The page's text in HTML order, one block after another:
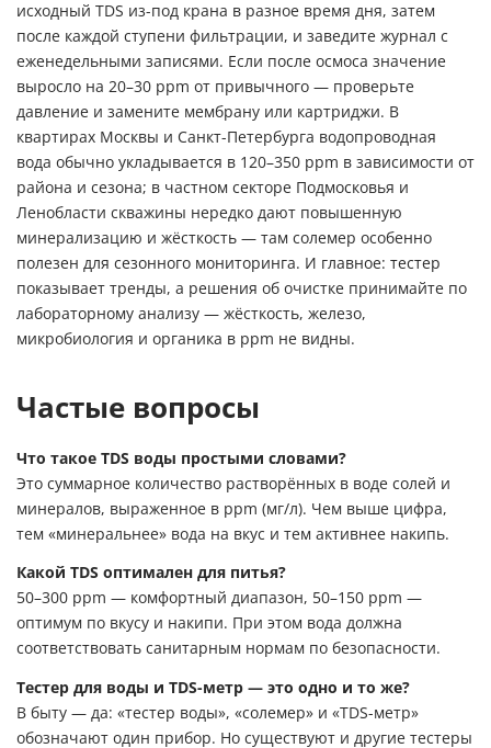
исходный TDS из-под крана в разное время дня, затем
после каждой ступени фильтрации, и заведите журнал с
еженедельными записями. Если после осмоса значение
выросло на 20–30 ppm от привычного — проверьте
давление и замените мембрану или картриджи. В
квартирах Москвы и Санкт-Петербурга водопроводная
вода обычно укладывается в 120–350 ppm в зависимости от
района и сезона; в частном секторе Подмосковья и
Ленобласти скважины нередко дают повышенную
минерализацию и жёсткость — там солемер особенно
полезен для сезонного мониторинга. И главное: тестер
показывает тренды, а решения об очистке принимайте по
лабораторному анализу — жёсткость, железо,
микробиология и органика в ppm не видны.
Частые вопросы
Что такое TDS воды простыми словами?
Это суммарное количество растворённых в воде солей и
минералов, выраженное в ppm (мг/л). Чем выше цифра,
тем «минеральнее» вода на вкус и тем активнее накипь.
Какой TDS оптимален для питья?
50–300 ppm — комфортный диапазон, 50–150 ppm —
оптимум по вкусу и накипи. При этом вода должна
соответствовать санитарным нормам по безопасности.
Тестер для воды и TDS-метр — это одно и то же?
В быту — да: «тестер воды», «солемер» и «TDS-метр»
обозначают один прибор. Но существуют и другие тестеры